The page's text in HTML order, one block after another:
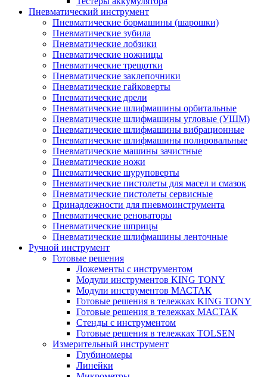
Пневматический инструмент
Пневматические бормашины (шарошки)
Пневматические зубила
Пневматические лобзики
Пневматические ножницы
Пневматические трещотки
Пневматические заклепочники
Пневматические гайковерты
Пневматические дрели
Пневматические шлифмашины орбитальные
Пневматические шлифмашины угловые (УШМ)
Пневматические шлифмашины вибрационные
Пневматические шлифмашины полировальные
Пневматические машины зачистные
Пневматические ножи
Пневматические шуруповерты
Пневматические пистолеты для масел и смазок
Пневматические пистолеты сервисные
Принадлежности для пневмоинструмента
Пневматические реноваторы
Пневматические шприцы
Пневматические шлифмашины ленточные
Ручной инструмент
Готовые решения
Ложементы с инструментом
Модули инструментов KING TONY
Модули инструментов МАСТАК
Готовые решения в тележках KING TONY
Готовые решения в тележках МАСТАК
Стенды с инструментом
Готовые решения в тележках TOLSEN
Измерительный инструмент
Глубиномеры
Линейки